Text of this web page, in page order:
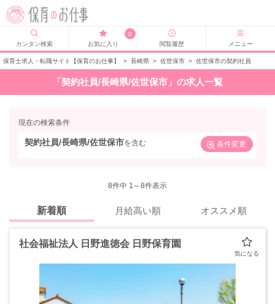
カンタン検索
0
お気に入り
閲覧履歴 メニュー
保育士求人・転職サイト【保育のお仕事】 > 長崎県 > 佐世保市 > 佐世保市の契約社員
「契約社員/長崎県/佐世保市」の求人一覧
現在の検索条件
契約社員/長崎県/佐世保市を含む 条件変更
8件中 1～8件表示
新着順 月給高い順 オススメ順
社会福祉法人 日野進徳会 日野保育園